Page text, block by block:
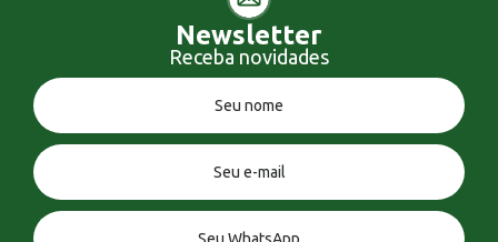
Newsletter
Receba novidades